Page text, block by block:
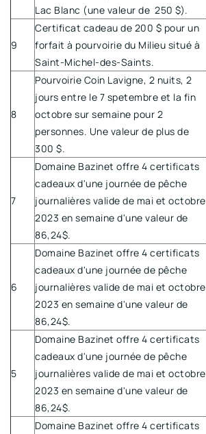
Lac Blanc (une valeur de 250 $).
9
Certificat cadeau de 200 $ pour un
forfait à pourvoirie du Milieu situé à
Saint-Michel-des-Saints.
8
Pourvoirie Coin Lavigne, 2 nuits, 2
jours entre le 7 spetembre et la fin
octobre sur semaine pour 2
personnes. Une valeur de plus de
300 $.
7
Domaine Bazinet offre 4 certificats
cadeaux d'une journée de pêche
journalières valide de mai et octobre
2023 en semaine d'une valeur de
86,24$.
6
Domaine Bazinet offre 4 certificats
cadeaux d'une journée de pêche
journalières valide de mai et octobre
2023 en semaine d'une valeur de
86,24$.
5
Domaine Bazinet offre 4 certificats
cadeaux d'une journée de pêche
journalières valide de mai et octobre
2023 en semaine d'une valeur de
86,24$.
Domaine Bazinet offre 4 certificats